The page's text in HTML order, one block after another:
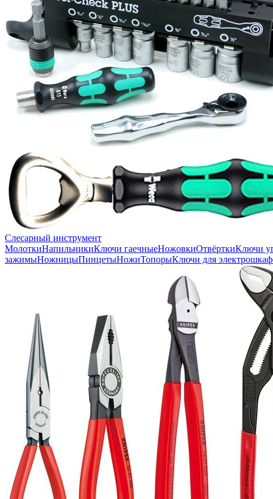
Слесарный инструмент
МолоткиНапильникиКлючи гаечныеНожовкиОтвёрткиКлючи
зажимыНожницыПинцетыНожиТопорыКлючи для